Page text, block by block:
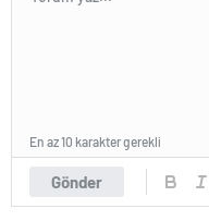
Gönder
En az 10 karakter gerekli